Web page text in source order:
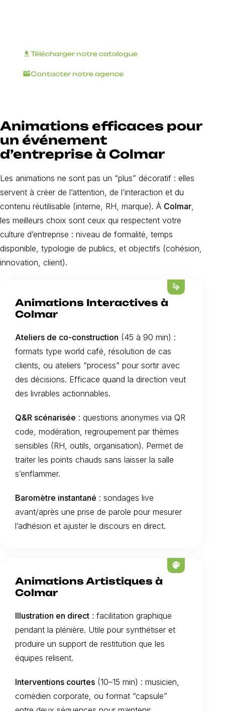
downloadTélécharger notre catalogue
mark_email_unreadContacter notre agence
Animations efficaces pour
un événement
d’entreprise à Colmar
Les animations ne sont pas un “plus” décoratif : elles
servent à créer de l’attention, de l’interaction et du
contenu réutilisable (interne, RH, marque). À Colmar
les meilleurs choix sont ceux qui respectent votre
culture d’entreprise : niveau de formalité, temps
disponible, typologie de publics, et objectifs (cohésion,
innovation, client).
Animations Interactives à
Colmar
Ateliers de co-construction (45 à 90 min) :
formats type world café, résolution de cas
clients, ou ateliers “process” pour sortir avec
des décisions. Efficace quand la direction veut
des livrables actionnables.
Q&R scénarisée : questions anonymes via QR
code, modération, regroupement par thèmes
sensibles (RH, outils, organisation). Permet de
traiter les points chauds sans laisser la salle
s’enflammer.
Baromètre instantané : sondages live
avant/après une prise de parole pour mesurer
l’adhésion et ajuster le discours en direct.
gesture
Animations Artistiques à
Colmar
Illustration en direct : facilitation graphique
pendant la plénière. Utile pour synthétiser et
produire un support de restitution que les
équipes relisent.
Interventions courtes (10–15 min) : musicien,
comédien corporate, ou format “capsule”
palette